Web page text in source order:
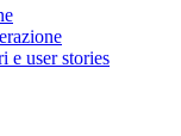
e user stories